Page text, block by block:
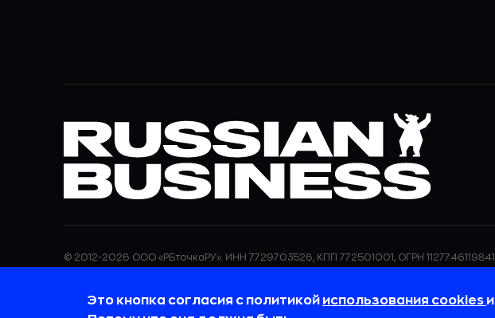
© 2012-2026 ООО «РБточкаРУ». ИНН 7729703526, КПП 772501001, ОГРН 1127746119841
требованиях к защите персональных данных отражены в Политике в отношении
обработки персональных данных.
Это кнопка согласия с политикой использования cookies и